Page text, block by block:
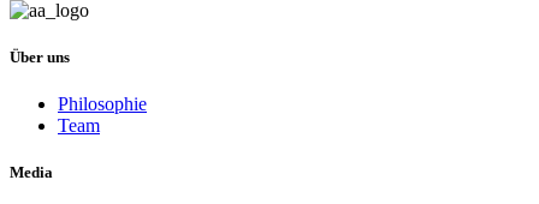
Über uns
Philosophie
Team
Media